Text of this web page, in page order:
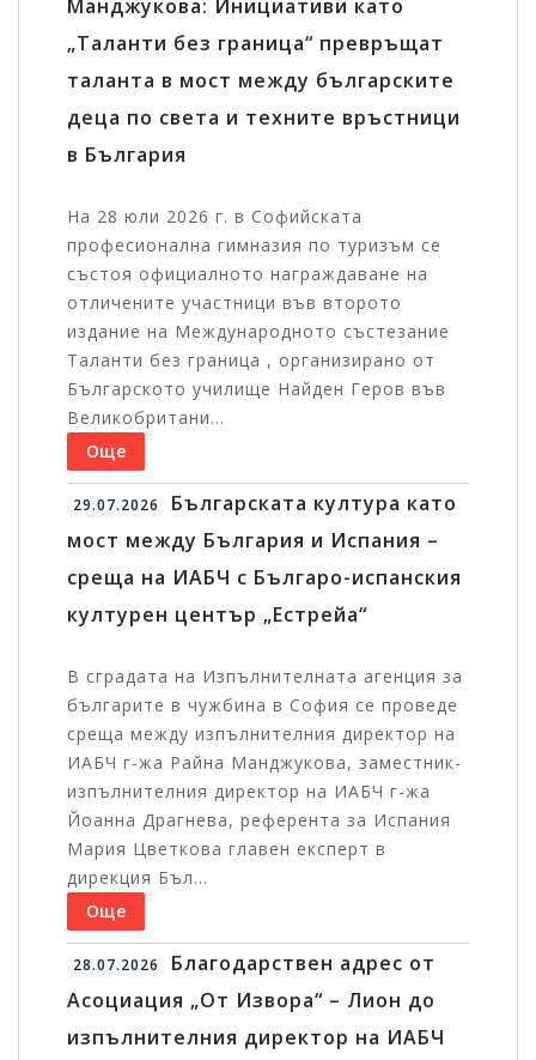
Манджукова: Инициативи като
„Таланти без граница“ превръщат
таланта в мост между българските
деца по света и техните връстници
в България
На 28 юли 2026 г. в Софийската
професионална гимназия по туризъм се
състоя официалното награждаване на
отличените участници във второто
издание на Международното състезание
Таланти без граница , организирано от
Българското училище Найден Геров във
Великобритани...
Още
29.07.2026
Българската култура като
мост между България и Испания –
среща на ИАБЧ с Българо-испанския
културен център „Естрейа“
В сградата на Изпълнителната агенция за
българите в чужбина в София се проведе
среща между изпълнителния директор на
ИАБЧ г-жа Райна Манджукова, заместник-
изпълнителния директор на ИАБЧ г-жа
Йоанна Драгнева, референта за Испания
Мария Цветкова главен експерт в
дирекция Бъл...
Още
28.07.2026
Благодарствен адрес от
Асоциация „От Извора“ – Лион до
изпълнителния директор на ИАБЧ